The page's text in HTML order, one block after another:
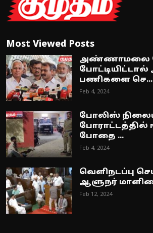
Most Viewed Posts
அண்ணாமலை
பணிகளை செ...
Feb 4, 2024
போலிஸ்
போராட்டத்தில்
போதை ...
Feb 4, 2024
வெளிநடப்பு
ஆளுநர்
Feb 12, 2024